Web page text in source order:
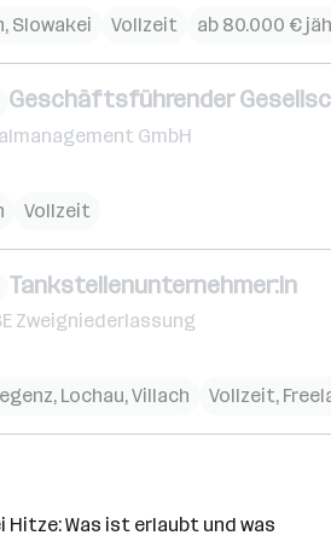
, Slowakei Vollzeit ab 80.000 €
Geschäftsführender
GmbH
Vollzeit
Tankstellenunternehmer:in
Zweigniederlassung
, Lochau,Villach Vollzeit,
Hitze: Was ist erlaubt und was